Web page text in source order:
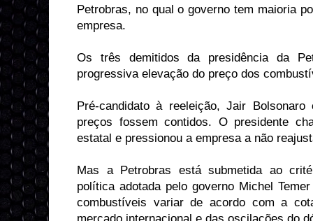
Petrobras, no qual o governo tem maioria
empresa.
Os três demitidos da presidência da
progressiva elevação do preço dos
Pré-candidato à reeleição, Jair
preços fossem contidos. O presidente
estatal e pressionou a empresa a não
Mas a Petrobras está submetida ao
política adotada pelo governo Michel
combustíveis variar de acordo com a